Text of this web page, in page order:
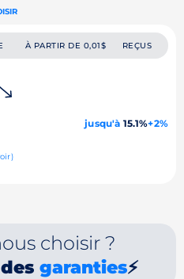
À PARTIR DE 0,01$ REÇUS
jusqu'à 15.1%+2%
choisir ?
desgaranties⚡